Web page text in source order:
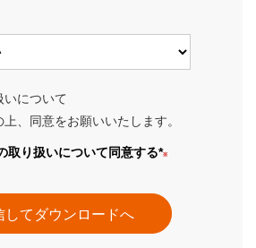
いについて
、同意をお願いいたします。
取り扱いについて同意する*